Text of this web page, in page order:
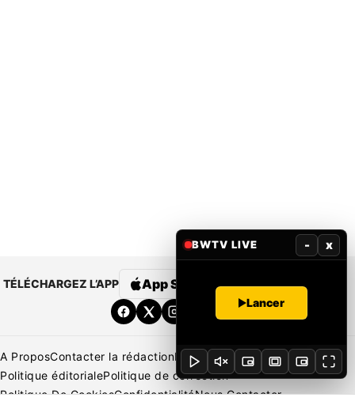
TÉLÉCHARGEZ L’APP App Store Google Play
A ProposContacter la rédactionRédaction Mentions légales
Politique éditorialePolitique de correction
Politique De CookiesConfidentialitéNous Contacter
BWTV LIVE - x
Lancer